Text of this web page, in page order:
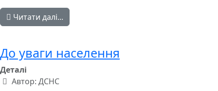
Читати далі...
До уваги населення
Деталі
Автор: ДСНС